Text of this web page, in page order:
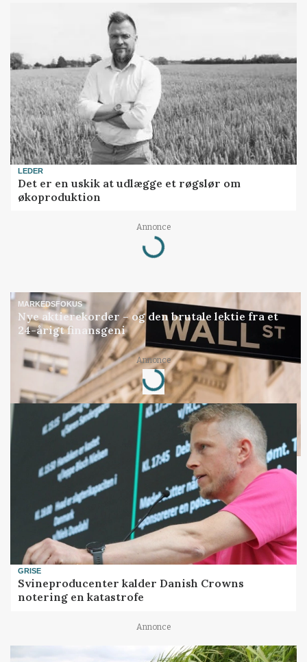
LEDER
Det er en uskik at udlægge et røgslør om
økoproduktion
Annonce
Loading...
MARKEDSFOKUS
Nye aktierekorder – og den brutale lektie fra et
24-årigt finansgeni
Annonce
Loading...
GRISE
Svineproducenter kalder Danish Crowns
notering en katastrofe
Annonce